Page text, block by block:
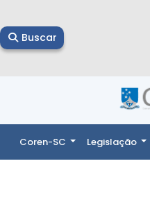
Buscar
Coren-SC Legislação